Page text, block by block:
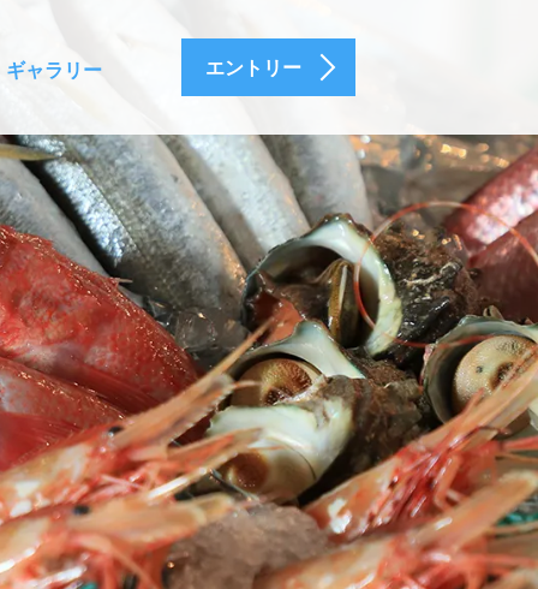
ギャラリー エントリー